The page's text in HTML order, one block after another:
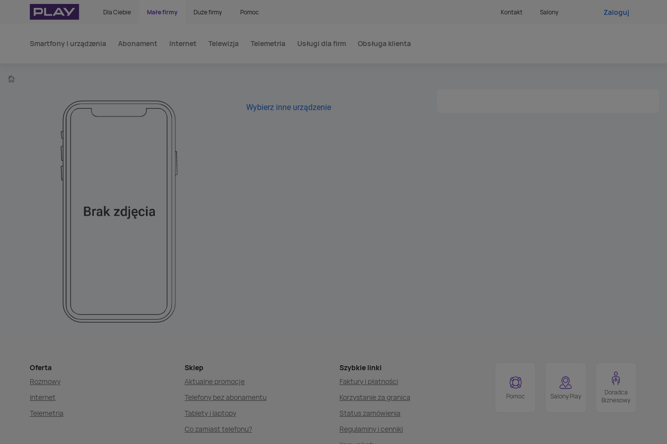
Dla Ciebie Małe firmy Duże firmy Pomoc Kontakt Salony Zaloguj
Smartfony i urządzenia Abonament Internet Telewizja Telemetria Usługi dla firm Obsługa klienta
Wybierz inne urządzenie
Oferta
Rozmowy
Internet
Telemetria
Sklep
Aktualne promocje
Telefony bez abonamentu
Tablety i laptopy
Co zamiast telefonu?
Szybkie linki
Faktury i płatności
Korzystanie za granicą
Status zamówienia
Regulaminy i cenniki
Pomoc Salony Play
Doradca
Biznesowy